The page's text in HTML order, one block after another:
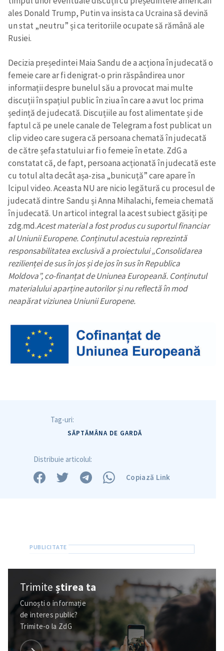
ales Donald Trump, Putin va insista ca Ucraina să devină
un stat „neutru” și ca teritoriile ocupate să rămână ale
Rusiei.
Decizia președintei Maia Sandu de a acționa în judecată o
femeie care ar fi denigrat-o prin răspândirea unor
informații despre bunelul său a provocat mai multe
discuții în spațiul public în ziua în care a avut loc prima
ședință de judecată. Discuțiile au fost alimentate și de
faptul că pe unele canale de Telegram a fost publicat un
clip video care sugera că persoana chemată în judecată
de către șefa statului ar fi o femeie în etate. ZdG a
constatat că, de fapt, persoana acționată în judecată este
cu totul alta decât așa-zisa „bunicuță” care apare în
lcipul video. Aceasta NU are nicio legătură cu procesul de
judecată dintre Sandu și Anna Mihalachi, femeia chemată
în judecată. Un articol integral la acest subiect găsiți pe
zdg.md.Acest material a fost produs cu suportul financiar
al Uniunii Europene. Conținutul acestuia reprezintă
responsabilitatea exclusivă a proiectului „Consolidarea
rezilienței de sus în jos și de jos în sus în Republica
Moldova”, co-finanțat de Uniunea Europeană. Conținutul
materialului aparține autorilor și nu reflectă în mod
neapărat viziunea Uniunii Europene.
Tag-uri:
SĂPTĂMÂNA DE GARDĂ
Distribuie articolul:
Copiază Link
Trimiteștirea ta
Cunoști o informație
de interes public?
Trimite-o la ZdG
CONTACT SURSĂ
Nume+ Numele meu
Email+ Emailul meu
Telefon
+ Telefon personal
Am citit și sunt de
acord cupolitica de
confidențialitate.
TRIMITE ȘTIREA